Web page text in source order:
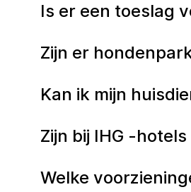
Is er een toeslag
Zijn er
Kan ik mijn
Zijn bij IHG -
Welke